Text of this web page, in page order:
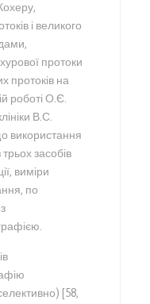
і великого
протоки
протоків на
роботі О.Є.
В.С.
використання
засобів
виміри
по
[58,